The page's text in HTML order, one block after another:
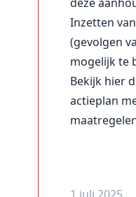
Inzetten
(gevolgen
mogelijk te
Bekijk hier
actieplan